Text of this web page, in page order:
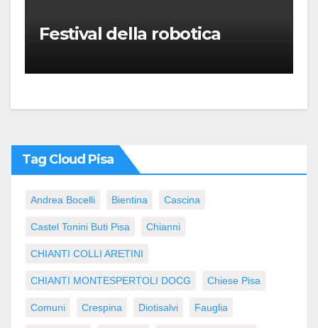
Festival della robotica
Tag Cloud Pisa
Andrea Bocelli Bientina Cascina
Castel Tonini Buti Pisa Chianni
CHIANTI COLLI ARETINI
CHIANTI MONTESPERTOLI DOCG Chiese Pisa
Comuni Crespina Diotisalvi Fauglia